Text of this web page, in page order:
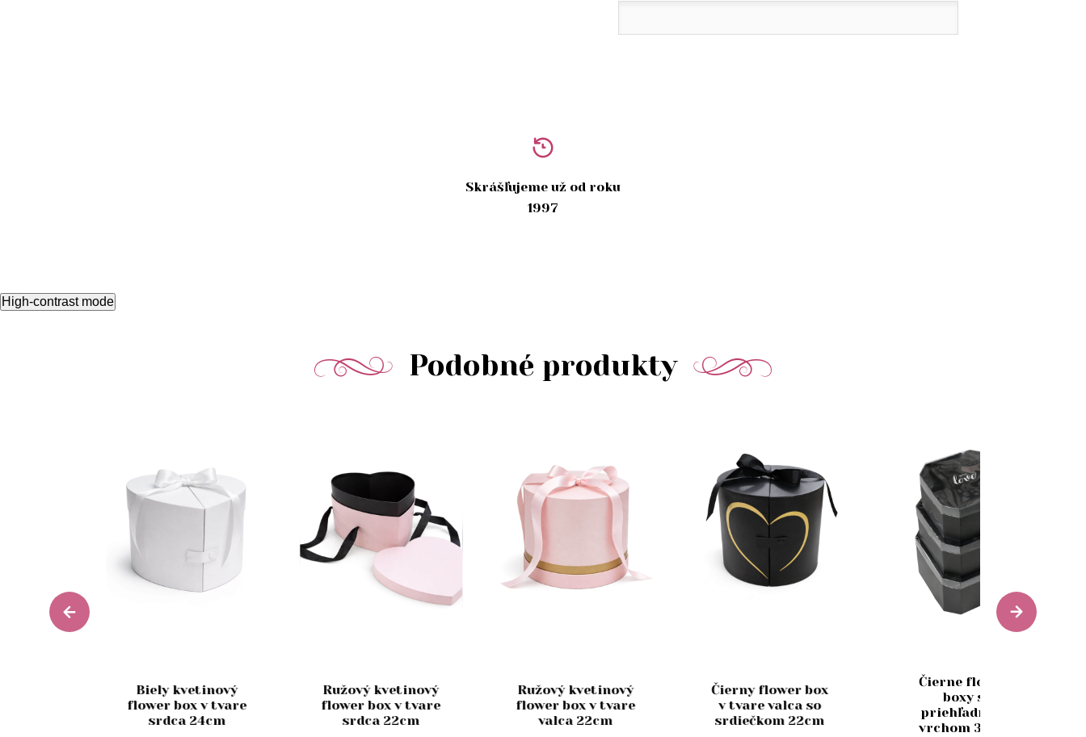
Skrášľujeme už od roku
1997
High-contrast mode
Podobné produkty
Biely kvetinový
flower box v tvare
srdca 24cm
Ružový kvetinový
flower box v tvare
srdca 22cm
Ružový kvetinový
flower box v tvare
valca 22cm
Čierny flower box
v tvare valca so
srdiečkom 22cm
Čierne flower
boxy s
priehľadným
vrchom 3-set